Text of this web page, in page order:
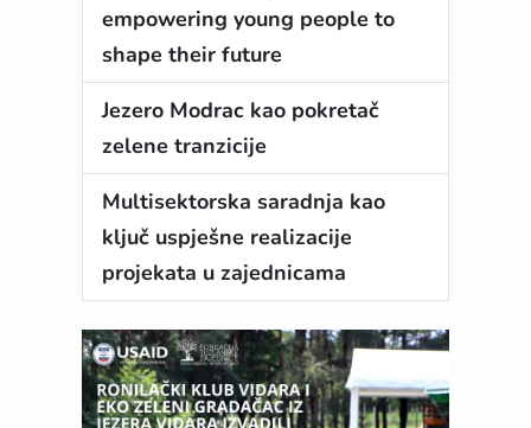
empowering young people to
shape their future
Jezero Modrac kao pokretač
zelene tranzicije
Multisektorska saradnja kao
ključ uspješne realizacije
projekata u zajednicama